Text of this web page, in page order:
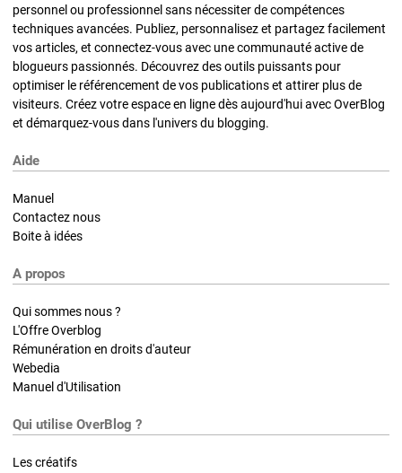
personnel ou professionnel sans nécessiter de compétences
techniques avancées. Publiez, personnalisez et partagez facilement
vos articles, et connectez-vous avec une communauté active de
blogueurs passionnés. Découvrez des outils puissants pour
optimiser le référencement de vos publications et attirer plus de
visiteurs. Créez votre espace en ligne dès aujourd'hui avec OverBlog
et démarquez-vous dans l'univers du blogging.
Aide
Manuel
Contactez nous
Boite à idées
A propos
Qui sommes nous ?
L'Offre Overblog
Rémunération en droits d'auteur
Webedia
Manuel d'Utilisation
Qui utilise OverBlog ?
Les créatifs